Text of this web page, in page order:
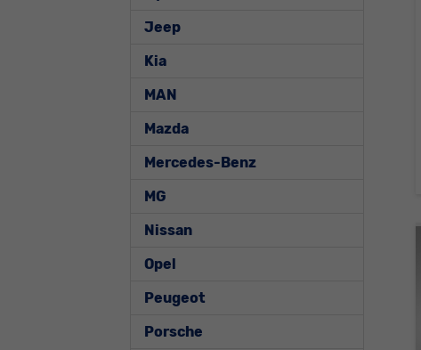
Jeep
Kia
MAN
Mazda
Mercedes-Benz
MG
Nissan
Opel
Peugeot
Porsche